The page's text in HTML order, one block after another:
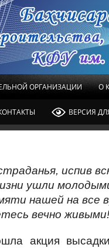
ОРГАНИЗАЦИИ О
ВЕРСИЯ
испив
ушли
нашей на все
вечно
акция